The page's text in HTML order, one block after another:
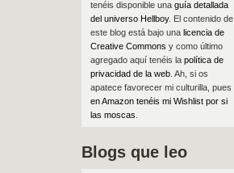
tenéis disponible una guía detallada
del universo Hellboy. El contenido de
este blog está bajo una licencia de
Creative Commons y como último
agregado aquí tenéis la política de
privacidad de la web. Ah, si os
apatece favorecer mi culturilla, pues
en Amazon tenéis mi Wishlist por si
las moscas
Blogs que leo